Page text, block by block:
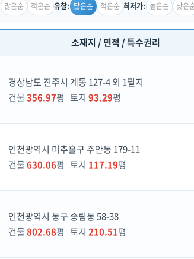
많은순 적은순 유찰: 많은순 적은순 최저가: 높은순 낮은
소재지 / 면적 / 특수권리
경상남도 진주시 계동 127-4 외 1필지
건물356.97평 토지 93.29평
인천광역시 미추홀구 주안동 179-11
건물630.06평 토지 117.19평
인천광역시 동구 송림동 58-38
건물802.68평 토지 210.51평